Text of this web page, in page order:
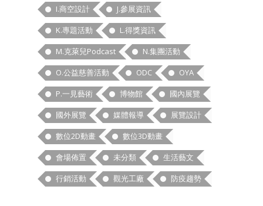
I.商空設計
J.參展資訊
K.專題活動
L.得獎資訊
M.克萊兒Podcast
N.集團活動
O.公益慈善活動
ODC
OYA
P.一見藝術
博物館
國內展覽
國外展覽
媒體報導
展覽設計
數位2D動畫
數位3D動畫
會場佈置
未分類
生活藝文
行銷活動
觀光工廠 防疫趨勢